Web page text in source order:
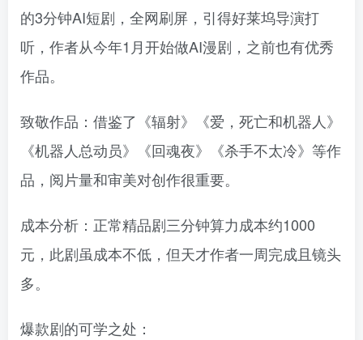
的3分钟AI短剧，全网刷屏，引得好莱坞导演打
听，作者从今年1月开始做AI漫剧，之前也有优秀
作品。
致敬作品：借鉴了《辐射》《爱，死亡和机器人》
《机器人总动员》《回魂夜》《杀手不太冷》等作
品，阅片量和审美对创作很重要。
成本分析：正常精品剧三分钟算力成本约1000
元，此剧虽成本不低，但天才作者一周完成且镜头
多。
爆款剧的可学之处：